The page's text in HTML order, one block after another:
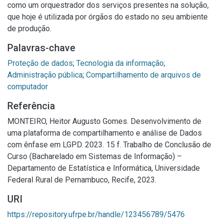
como um orquestrador dos serviços presentes na solução,
que hoje é utilizada por órgãos do estado no seu ambiente
de produção.
Palavras-chave
Proteção de dados; Tecnologia da informação;
Administração pública; Compartilhamento de arquivos de
computador
Referência
MONTEIRO, Heitor Augusto Gomes. Desenvolvimento de
uma plataforma de compartilhamento e análise de Dados
com ênfase em LGPD. 2023. 15 f. Trabalho de Conclusão de
Curso (Bacharelado em Sistemas de Informação) –
Departamento de Estatística e Informática, Universidade
Federal Rural de Pernambuco, Recife, 2023.
URI
https://repository.ufrpe.br/handle/123456789/5476